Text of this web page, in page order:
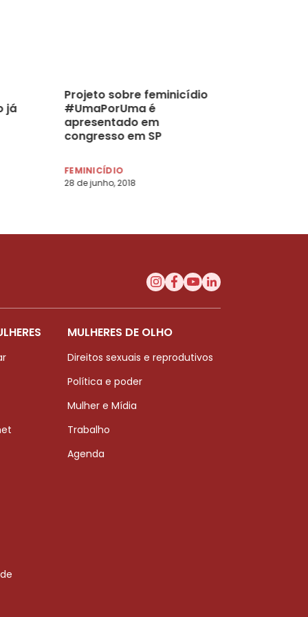
já
Projeto sobre feminicídio
#UmaPorUma é
apresentado em
congresso em SP
FEMINICÍDIO
28 de junho, 2018
MULHERES DE OLHO
Direitos sexuais e reprodutivos
Política e poder
Mulher e Mídia
Trabalho
Agenda